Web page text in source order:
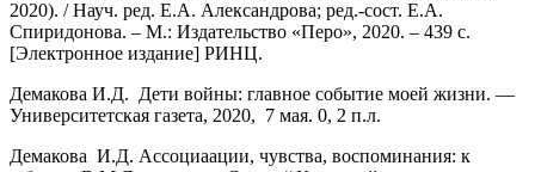
2020). / Науч. ред. Е.А. Александрова; ред.-сост. Е.А.
Спиридонова. – М.: Издательство «Перо», 2020. – 439 с.
[Электронное издание] РИНЦ.
Демакова И.Д. Дети войны: главное событие моей жизни. —
Университетская газета, 2020, 7 мая. 0, 2 п.л.
Демакова И.Д. Ассоциаации, чувства, воспоминания: к